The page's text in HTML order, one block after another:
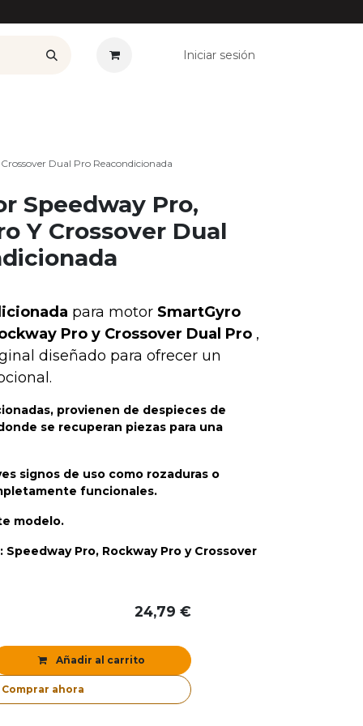
Iniciar sesión
Dual Pro Reacondicionada
Speedway Pro,
Y Crossover Dual
para motor SmartGyro
Pro y Crossover Dual Pro ,
diseñado para ofrecer un
provienen de despieces de
se recuperan piezas para una
signos de uso como rozaduras o
funcionales.
modelo.
Pro, Rockway Pro y Crossover
Añadir al carrito
Comprar ahora
24,79 €